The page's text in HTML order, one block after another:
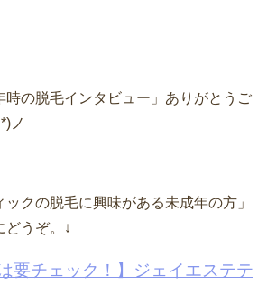
時の脱毛インタビュー」ありがとうご
ノ
ックの脱毛に興味がある未成年の方」
どうぞ。↓
要チェック！】ジェイエステテ